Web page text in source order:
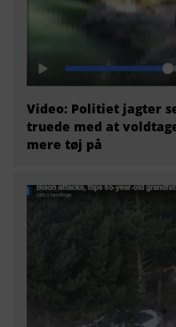
Video: Politiet jagter
truede med at
mere tøj på